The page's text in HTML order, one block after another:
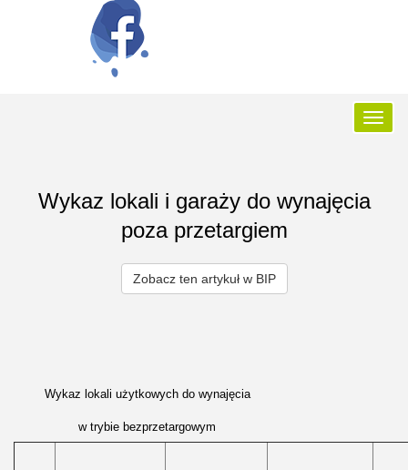
Wykaz lokali i garaży do wynajęcia
poza przetargiem
Zobacz ten artykuł w BIP
Wykaz lokali użytkowych do wynajęcia
w trybie bezprzetargowym